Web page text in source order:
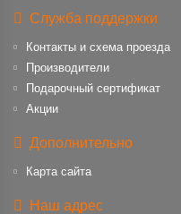
Служба поддержки
Контакты и схема проезда
Производители
Подарочный сертификат
Акции
Дополнительно
Карта сайта
Наш адрес